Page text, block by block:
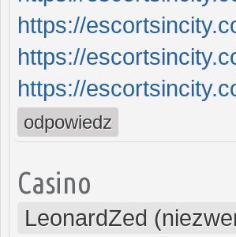
https://
https://
https://
odpowiedz
Casino
LeonardZed